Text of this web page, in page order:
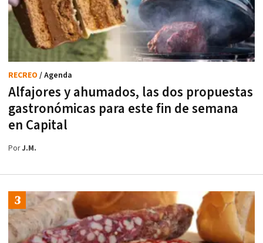
Alfajores y ahumados, las dos propuestas
gastronómicas para este fin de semana
en Capital
RECREO / Agenda
PorJ.M.